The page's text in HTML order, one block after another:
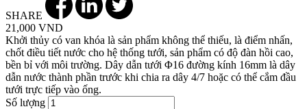
SHARE
21,000 VND
Khởi thủy có van khóa là sản phẩm không thể thiếu, là điểm nhấn,
chốt điều tiết nước cho hệ thống tưới, sản phẩm có độ đàn hồi cao,
bền bỉ với môi trường. Dây dẫn tưới Φ16 đường kính 16mm là dây
dẫn nước thành phần trước khi chia ra dây 4/7 hoặc có thể cắm đầu
tưới trực tiếp vào ống.
Số lượng